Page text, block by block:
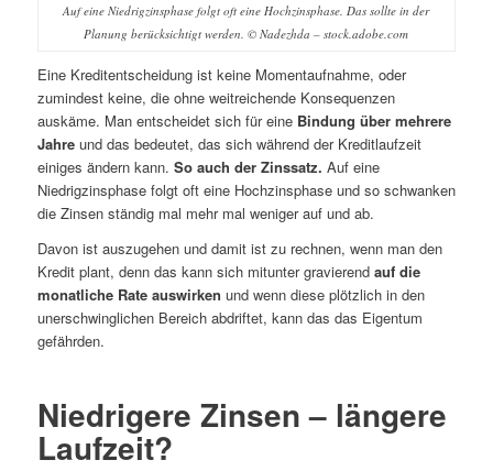
Auf eine Niedrigzinsphase folgt oft eine Hochzinsphase. Das sollte in der
Planung berücksichtigt werden. © Nadezhda – stock.adobe.com
Eine Kreditentscheidung ist keine Momentaufnahme, oder
zumindest keine, die ohne weitreichende Konsequenzen
auskäme. Man entscheidet sich für eine Bindung über mehrere
Jahreund das bedeutet, das sich während der Kreditlaufzeit
einiges ändern kann. So auch der Zinssatz. Auf eine
Niedrigzinsphase folgt oft eine Hochzinsphase und so schwanken
die Zinsen ständig mal mehr mal weniger auf und ab.
Davon ist auszugehen und damit ist zu rechnen, wenn man den
Kredit plant, denn das kann sich mitunter gravierend auf die
monatliche Rate auswirken und wenn diese plötzlich in den
unerschwinglichen Bereich abdriftet, kann das das Eigentum
gefährden.
Niedrigere Zinsen – längere
Laufzeit?